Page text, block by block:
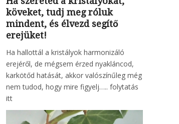
köveket, tudj meg róluk
mindent, és élvezd segítő
erejüket!
Ha hallottál a kristályok harmonizáló
erejéről, de mégsem érzed nyakláncod,
karkötőd hatását, akkor valószínűleg még
nem tudod, hogy mire figyelj….. folytatás
itt